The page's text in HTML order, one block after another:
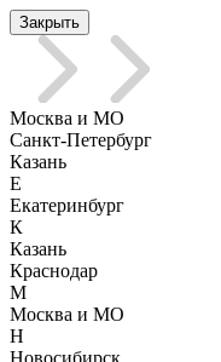
Закрыть
Москва и МО
Санкт-Петербург
Казань
Е
Екатеринбург
К
Казань
Краснодар
М
Москва и МО
Н
Новосибирск